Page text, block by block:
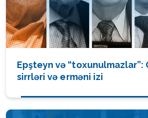
Epşteyn və “toxunulmazlar”:
sirrləri və erməni izi